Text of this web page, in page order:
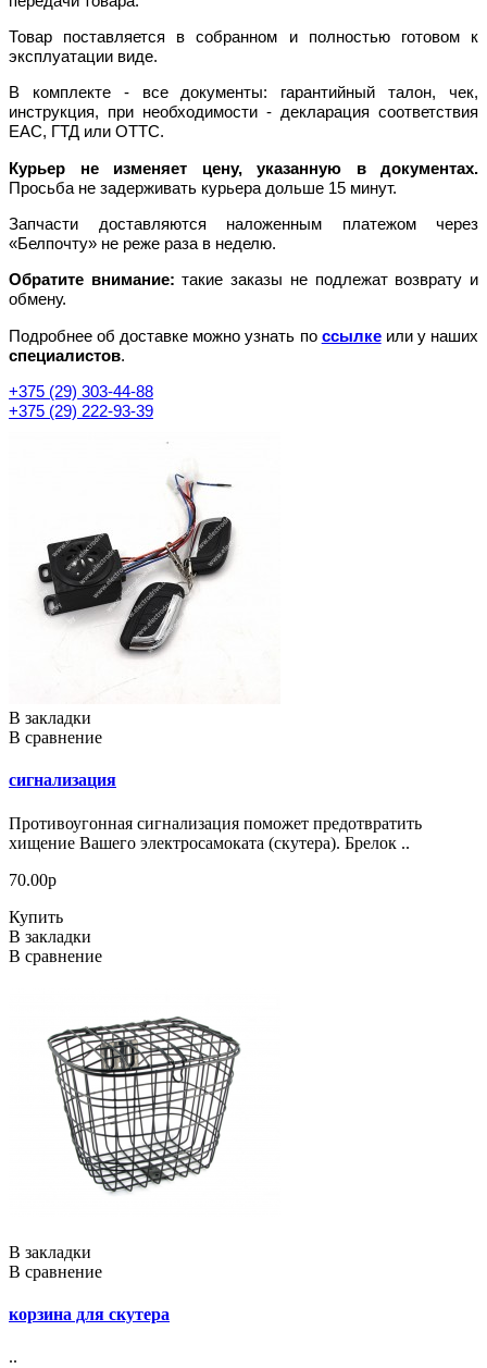
Товар поставляется в собранном и полностью готовом к
эксплуатации виде.
В комплекте - все документы: гарантийный талон, чек,
инструкция, при необходимости - декларация соответствия
EAC, ГТД или ОТТС.
Курьер не изменяет цену, указанную в документах.
Просьба не задерживать курьера дольше 15 минут.
Запчасти доставляются наложенным платежом через
«Белпочту» не реже раза в неделю.
Обратите внимание: такие заказы не подлежат возврату и
обмену.
Подробнее об доставке можно узнать по ссылкеили у наших
специалистов.
+375 (29) 303-44-88
+375 (29) 222-93-39
В закладки
В сравнение
сигнализация
Противоугонная сигнализация поможет предотвратить
хищение Вашего электросамоката (скутера). Брелок ..
70.00р
Купить
В закладки
В сравнение
В закладки
В сравнение
корзина для скутера
..